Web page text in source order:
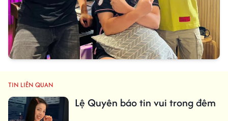
TIN LIÊN QUAN
Lệ Quyên báo tin vui trong đêm